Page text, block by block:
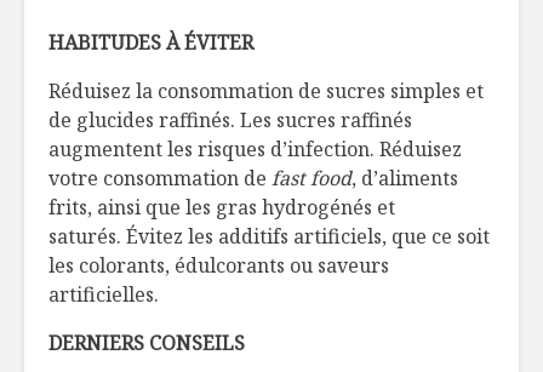
HABITUDES À ÉVITER
Réduisez la consommation de sucres simples et
de glucides raffinés. Les sucres raffinés
augmentent les risques d’infection. Réduisez
votre consommation de fast food, d’aliments
frits, ainsi que les gras hydrogénés et
saturés. Évitez les additifs artificiels, que ce soit
les colorants, édulcorants ou saveurs
artificielles.
DERNIERS CONSEILS